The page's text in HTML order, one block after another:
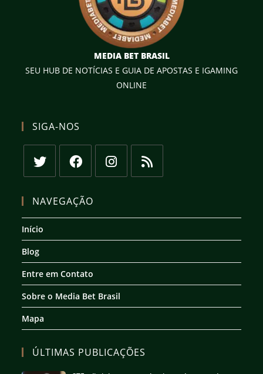
MEDIA BET BRASIL
SEU HUB DE NOTÍCIAS E GUIA DE APOSTAS E IGAMING
ONLINE
SIGA-NOS
em
nova
aba
em
aba
aba
aba
NAVEGAÇÃO
Início
Blog
Entre em Contato
Sobre o Media Bet Brasil
Mapa
ÚLTIMAS PUBLICAÇÕES